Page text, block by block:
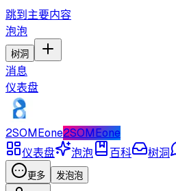
跳到主要内容
泡泡
树洞
消息
仪表盘
2SOMEone2SOMEone
仪表盘
泡泡 百科 树洞
更多 发泡泡